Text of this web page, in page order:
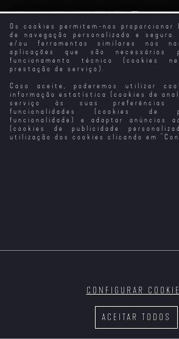
Os cookies permitem-nos proporcionar
de navegação personalizada e
e/ou ferramentas similares nos
aplicações que são
funcionamento técnico (cookies
prestação de serviço).
Caso aceite, poderemos utilizar
informação estatística (cookies de
serviço às suas preferências
funcionalidades (cookies de
funcionalidade) e adaptar anúncios
(cookies de publicidade
utilização dos cookies clicando em "
ACEITAR TODOS
CONFIGURAR
Super/Homem:
A História de
Christopher
Reeve
O Homem que
Definitivamente
Não Roubou
Hollywood
Os Homens
Preferem as
Loiras
Creoula
do Tempo